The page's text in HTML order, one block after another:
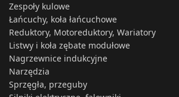
Zespoły kulowe
Łańcuchy, koła łańcuchowe
Reduktory, Motoreduktory, Wariatory
Listwy i koła zębate modułowe
Nagrzewnice indukcyjne
Narzędzia
Sprzęgła, przeguby